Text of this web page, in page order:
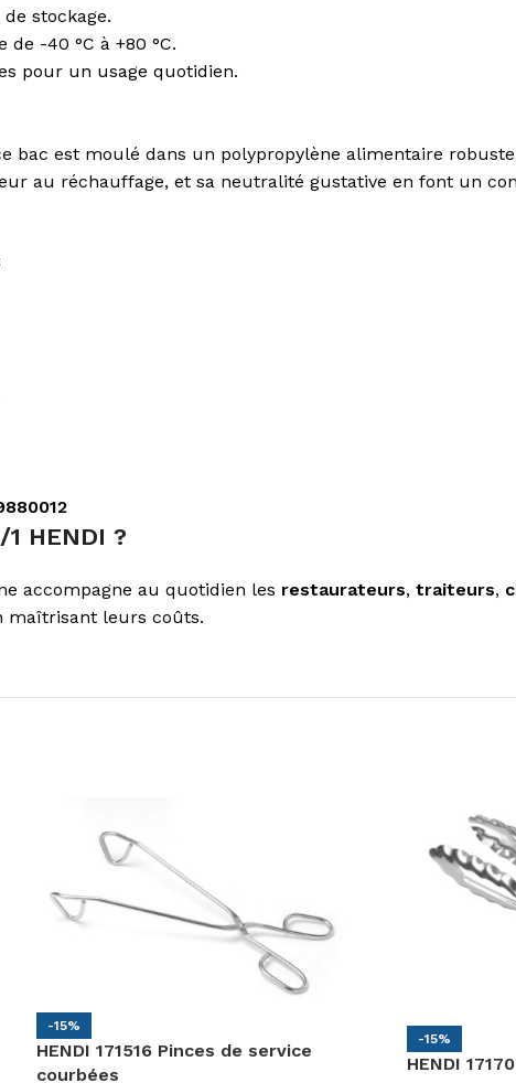
stockage.
de -40 °C à +80 °C.
pour un usage quotidien.
bac est moulé dans un polypropylène alimentaire
au réchauffage, et sa neutralité gustative en font un
HENDI ?
accompagne au quotidien les restaurateurs, traiteurs,
maîtrisant leurs coûts.
-15%
HENDI 171516 Pinces de service
courbées
-15%
HENDI